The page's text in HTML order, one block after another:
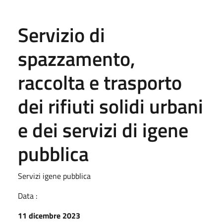
Servizio di
spazzamento,
raccolta e trasporto
dei rifiuti solidi urbani
e dei servizi di igene
pubblica
Servizi igene pubblica
Data :
11 dicembre 2023